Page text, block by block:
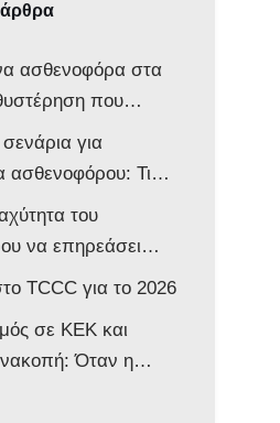
ασθενοφόρα στα
που
ολόκληρο το
για
Τι
του
να επηρεάσει
ένα βρέφος;
TCCC για το 2026
σε ΚΕΚ και
Όταν η